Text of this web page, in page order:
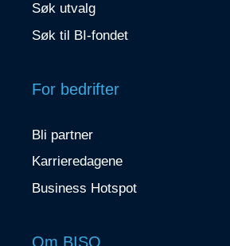
Søk utvalg
Søk til BI-fondet
For bedrifter
Bli partner
Karrieredagene
Business Hotspot
Om BISO